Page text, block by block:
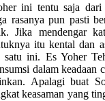
ini tentu saja dari
rasanya pun pasti
Jika mendengar
itu kental dan
satu ini. Es Yoher
dalam keadaan
Apalagi buat
keasaman yang